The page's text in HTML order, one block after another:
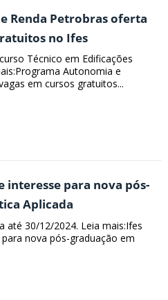
Renda Petrobras oferta
no Ifes
Técnico em Edificações
Autonomia e
em cursos gratuitos...
interesse para nova pós-
Aplicada
até 30/12/2024. Leia mais:Ifes
nova pós-graduação em